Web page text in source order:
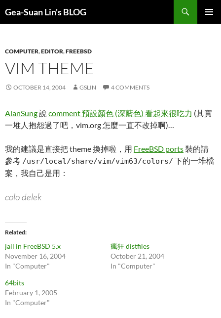
Gea-Suan Lin's BLOG
COMPUTER,EDITOR,FREEBSD
VIM THEME
OCTOBER 14, 2004 GSLIN 4 COMMENTS
AlanSung說 comment 預設顏色 (深藍色) 看起來很吃力 (其實
一堆人抱怨過了吧，vim.org 怎麼一直不改掉啊)…
我的建議是直接把 theme 換掉啦，用 FreeBSD ports 裝的請
參考 /usr/local/share/vim/vim63/colors/ 下的一堆檔
案，我自己是用：
colo delek
Related
jail in FreeBSD 5.x
November 16, 2004
In "Computer"
瘋狂 distfiles
October 21, 2004
In "Computer"
64bits
February 1, 2005
In "Computer"